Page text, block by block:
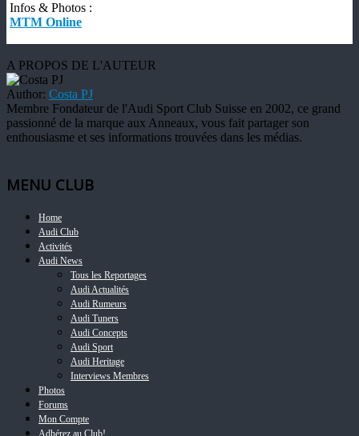
Infos & Photos :
MTM Online
A PROPOS DE L'AUTEUR
Author: Costa PJ
Membre Fondateur de l'Audi Sport Club Suisse en 2002, ce grand
passionné de la marque aux Anneaux, vous fait partager son
enthousiasme et ses informations trouvées dans les médias.
MENU CLUB
Home
Audi Club
Activités
Audi News
Tous les Reportages
Audi Actualités
Audi Rumeurs
Audi Tuners
Audi Concepts
Audi Sport
Audi Heritage
Interviews Membres
Photos
Forums
Mon Compte
Adhérez au Club!